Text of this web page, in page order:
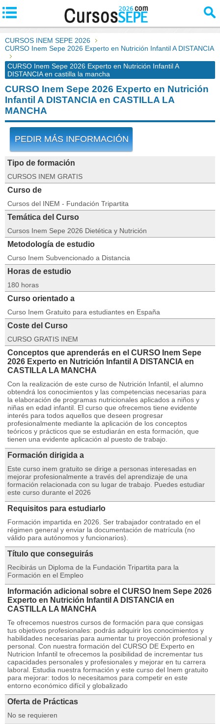
CURSOS INEM SEPE 2026
CURSO Inem Sepe 2026 Experto en Nutrición Infantil A DISTANCIA
CURSO Inem Sepe 2026 Experto en Nutrición Infantil A
DISTANCIA en castilla la mancha
CURSO Inem Sepe 2026 Experto en Nutrición
Infantil A DISTANCIA en CASTILLA LA
MANCHA
PEDIR MÁS INFORMACIÓN
Tipo de formación
CURSOS INEM GRATIS
Curso de
Cursos del INEM - Fundación Tripartita
Temática del Curso
Cursos Inem Sepe 2026 Dietética y Nutrición
Metodología de estudio
Curso Inem Subvencionado a Distancia
Horas de estudio
180 horas
Curso orientado a
Curso Inem Gratuito para estudiantes en España
Coste del Curso
CURSO GRATIS INEM
Conceptos que aprenderás en el CURSO Inem Sepe
2026 Experto en Nutrición Infantil A DISTANCIA en
CASTILLA LA MANCHA
Con la realización de este curso de Nutrición Infantil, el alumno
obtendrá los conocimientos y las competencias necesarias para
la elaboración de programas nutricionales aplicados a niños y
niñas en edad infantil. El curso que ofrecemos tiene evidente
interés para todos aquellos que deseen progresar
profesionalmente mediante la aplicación de los conceptos
teóricos y prácticos que se estudiarán en esta formación, que
tienen una evidente aplicación al puesto de trabajo.
Formación dirigida a
Este curso inem gratuito se dirige a personas interesadas en
mejorar profesionalmente a través del aprendizaje de una
formación relacionada con su lugar de trabajo. Puedes estudiar
este curso durante el 2026
Requisitos para estudiarlo
Formación impartida en 2026. Ser trabajador contratado en el
régimen general y enviar la documentación de matrícula (no
válido para autónomos y funcionarios).
Título que conseguirás
Recibirás un Diploma de la Fundación Tripartita para la
Formación en el Empleo
Información adicional sobre el CURSO Inem Sepe 2026
Experto en Nutrición Infantil A DISTANCIA en
CASTILLA LA MANCHA
Te ofrecemos nuestros cursos de formación para que consigas
tus objetivos profesionales: podrás adquirir los conocimientos y
habilidades necesarias para aumentar tu proyección profesional y
personal. Con nuestra formación del CURSO DE Experto en
Nutricion Infantil te ofrecemos la posibilidad de incrementar tus
capacidades personales y profesionales y mejorar en tu carrera
laboral. Estudia nuestra formación y este curso del Inem gratuito
para mejorar: todos lo necesitamos para competir en este
entorno económico difícil y globalizado
Oferta de Prácticas
No se requieren